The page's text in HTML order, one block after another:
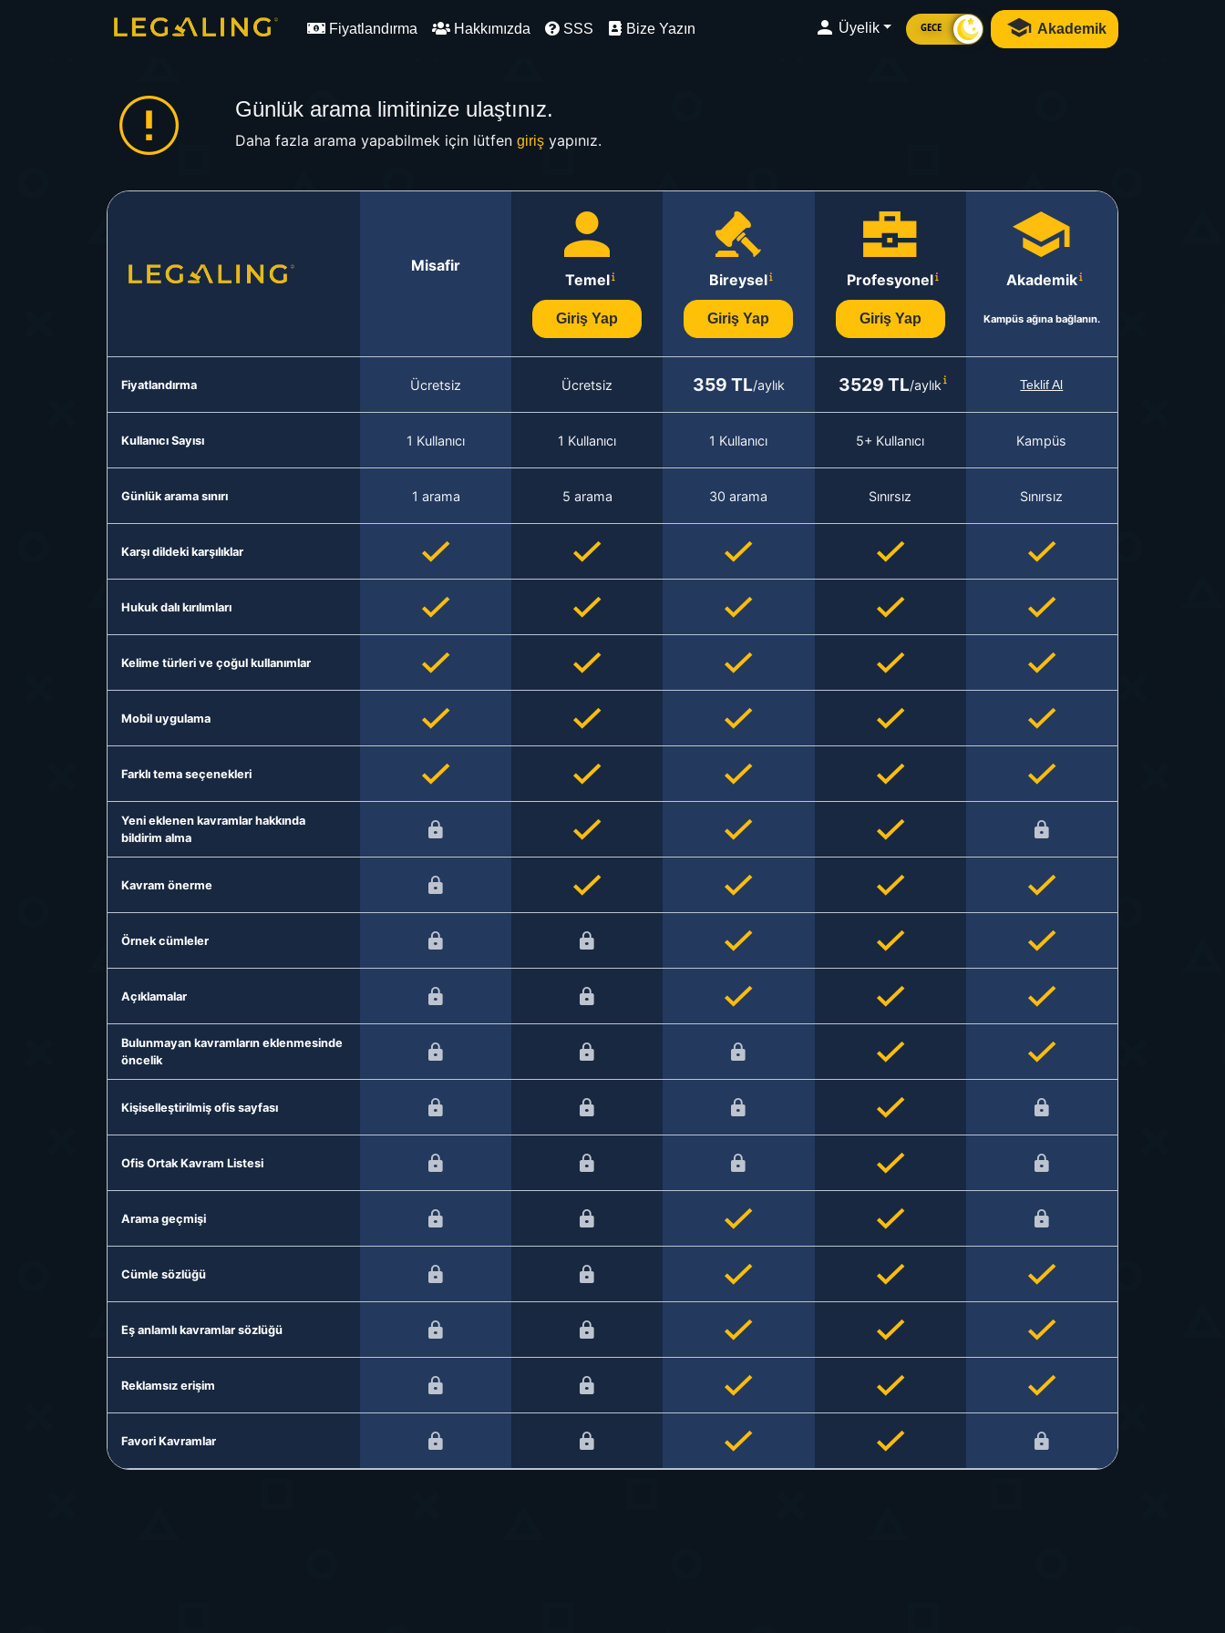
Fiyatlandırma Hakkımızda SSS Bize Yazın Üyelik GECE Akademik
Günlük arama limitinize ulaştınız.
Daha fazla arama yapabilmek için lütfen girişyapınız.
Misafir
Temel
Giriş Yap
Bireysel
Giriş Yap
Profesyonel
Giriş Yap
Akademik
Kampüs ağına bağlanın.
Fiyatlandırma Ücretsiz Ücretsiz 359 TL/aylık 3529 TL/aylık Teklif Al
Kullanıcı Sayısı 1 Kullanıcı 1 Kullanıcı 1 Kullanıcı 5+ Kullanıcı Kampüs
Günlük arama sınırı 1 arama 5 arama 30 arama Sınırsız Sınırsız
Karşı dildeki karşılıklar
Hukuk dalı kırılımları
Kelime türleri ve çoğul kullanımlar
Mobil uygulama
Farklı tema seçenekleri
Yeni eklenen kavramlar hakkında
bildirim alma
Kavram önerme
Örnek cümleler
Açıklamalar
Bulunmayan kavramların eklenmesinde
öncelik
Kişiselleştirilmiş ofis sayfası
Ofis Ortak Kavram Listesi
Arama geçmişi
Cümle sözlüğü
Eş anlamlı kavramlar sözlüğü
Reklamsız erişim
Favori Kavramlar